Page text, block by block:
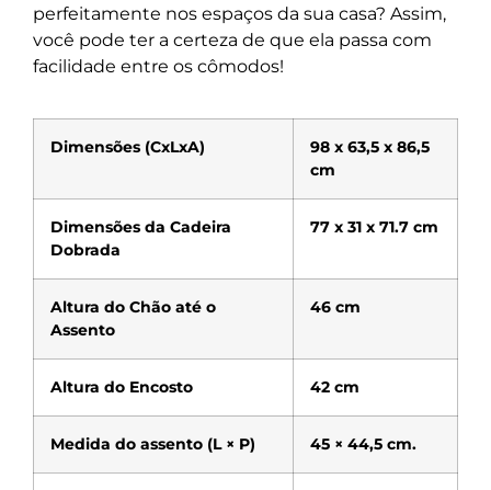
perfeitamente nos espaços da sua casa? Assim,
você pode ter a certeza de que ela passa com
facilidade entre os cômodos!
Dimensões (CxLxA)
98 x 63,5 x 86,5
cm
Dimensões da Cadeira
Dobrada
77 x 31 x 71.7 cm
Altura do Chão até o
Assento
46 cm
Altura do Encosto 42 cm
Medida do assento (L × P) 45 × 44,5 cm.